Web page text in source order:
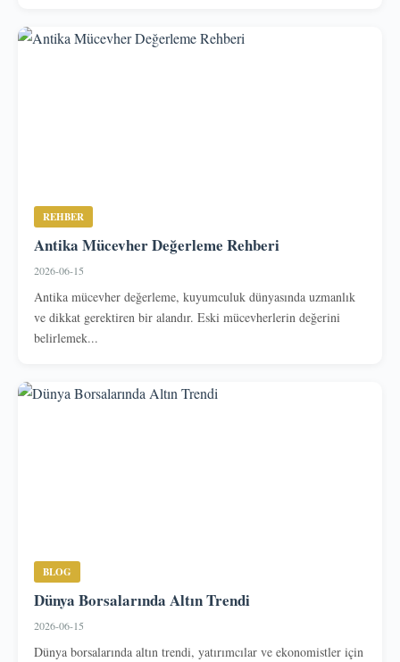
REHBER
Antika Mücevher Değerleme Rehberi
2026-06-15
Antika mücevher değerleme, kuyumculuk dünyasında uzmanlık
ve dikkat gerektiren bir alandır. Eski mücevherlerin değerini
belirlemek...
BLOG
Dünya Borsalarında Altın Trendi
2026-06-15
Dünya borsalarında altın trendi, yatırımcılar ve ekonomistler için